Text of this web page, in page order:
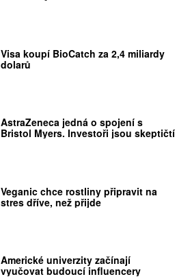
Visa koupí BioCatch za 2,4 miliardy
dolarů
AstraZeneca jedná o spojení s
Bristol Myers. Investoři jsou skeptičtí
Veganic chce rostliny připravit na
stres dříve, než přijde
Americké univerzity začínají
vyučovat budoucí influencery